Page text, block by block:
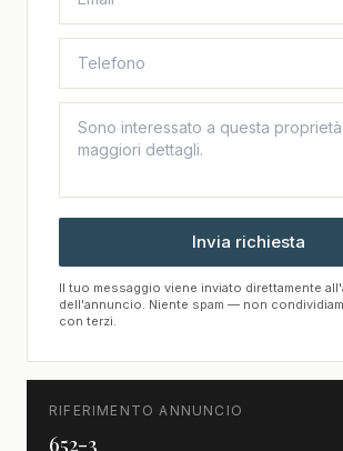
Invia richiesta
Il tuo messaggio viene inviato direttamente
dell'annuncio. Niente spam — non
con terzi.
RIFERIMENTO ANNUNCIO
652-3